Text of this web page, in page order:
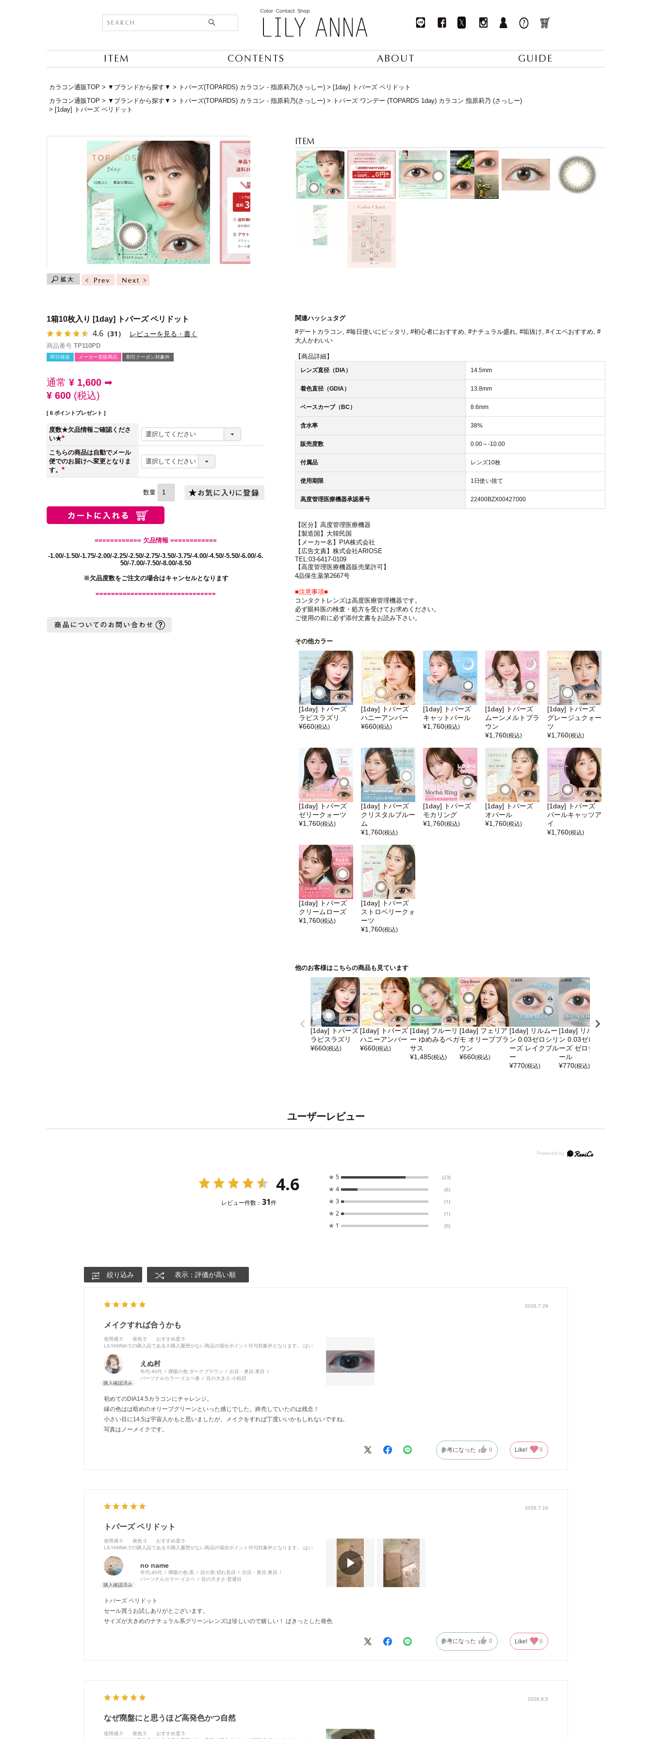
ITEM CONTENTS ABOUT GUIDE
カラコン通販TOP ▼ブランドから探す▼ トパーズ(TOPARDS) カラコン - 指原莉乃(さっしー)
[1day] トパーズ ペリドット
カラコン通販TOP
▼ブランドから探す▼ トパーズ(TOPARDS) カラコン - 指原莉乃(さっしー)
トパーズ ワンデー (TOPARDS 1day) カラコン 指原莉乃 (さっしー)
[1day] トパーズ ペリドット
1箱10枚入り [1day] トパーズ ペリドット
4.6 （31） レビューを見る・書く
商品番号 TP110PD
即日発送 メーカー直販商品 割引クーポン対象外
通常 ¥ 1,600 ➡
¥ 600 税込
[ 6 ポイントプレゼント ]
度数★欠品情報ご確認くださ
い★
須)
こちらの商品は自動でメール
便でのお届けへ変更となりま
す。
(必
============ 欠品情報 ============
-1.00/-1.50/-1.75/-2.00/-2.25/-2.50/-2.75/-3.50/-3.75/-4.00/-4.50/-5.50/-6.00/-6.
50/-7.00/-7.50/-8.00/-8.50
※欠品度数をご注文の場合はキャンセルとなります
===============================
関連ハッシュタグ
#デートカラコン, #毎日使いにピッタリ , #初心者におすすめ, #ナチュラル盛れ, #垢抜け, #イエベおすすめ, #
大人かわいい
【商品詳細】
レンズ直径（DIA） 14.5mm
着色直径（GDIA） 13.8mm
ベースカーブ（BC） 8.6mm
含水率 38%
販売度数 0.00～-10.00
付属品 レンズ10枚
使用期限 1日使い捨て
高度管理医療機器承認番号 22400BZX00427000
【区分】高度管理医療機器
【製造国】大韓民国
【メーカー名】PIA株式会社
【広告文責】株式会社ARIOSE
TEL:03-6417-0109
【高度管理医療機器販売業許可】
4品保生薬第2667号
■注意事項■
コンタクトレンズは高度医療管理機器です。
必ず眼科医の検査・処方を受けてお求めください。
ご使用の前に必ず添付文書をお読み下さい。
その他カラー
[1day] トパーズ
ラピスラズリ
¥660(税込)
[1day] トパーズ
ハニーアンバー
¥660(税込)
[1day] トパーズ
キャットパール
¥1,760(税込)
[1day] トパーズ
ムーンメルトブラ
ウン
¥1,760(税込)
[1day] トパーズ
グレージュクォー
ツ
¥1,760(税込)
[1day] トパーズ
ゼリークォーツ
¥1,760(税込)
[1day] トパーズ
クリスタルブルー
ム
¥1,760(税込)
[1day] トパーズ
モカリング
¥1,760(税込)
[1day] トパーズ
オパール
¥1,760(税込)
[1day] トパーズ
パールキャッツア
イ
¥1,760(税込)
[1day] トパーズ
クリームローズ
¥1,760(税込)
[1day] トパーズ
ストロベリークォ
ーツ
¥1,760(税込)
他のお客様はこちらの商品も見ています
[1day] トパーズ
ラピスラズリ
¥660(税込)
[1day] トパーズ
ハニーアンバー
¥660(税込)
[1day] フルーリ
ー ゆめみるペガ
サス
¥1,485(税込)
[1day] フェリア
モ オリーブブラ
ウン
¥660(税込)
[1day] リルムー
ン 0.03ゼロシリ
ーズ レイクブル
ー
¥770(税込)
[1day] リルムー
ン 0.03ゼロシリ
ーズ ゼロチャコ
ール
¥770(税込)
ユーザーレビュー
4.6
レビュー件数： 31件
★ 5 (23)
★ 4 (6)
★ 3 (1)
★ 2 (1)
★ 1 (0)
絞り込み 表示：評価が高い順
2026.7.29
メイクすれば合うかも
使用感:5 発色:5 おすすめ度:5
LILYANNAでの購入品である※購入履歴がない商品の場合ポイント付与対象外となります。 :はい
えぬ村
年代:40代 裸眼の色:ダークブラウン 出目・奥目:奥目
パーソナルカラー:イエベ春 目の大きさ:小粒目
初めてのDIA14.5カラコンにチャレンジ。
縁の色はは暗めのオリーブグリーンといった感じでした。終売していたのは残念！
小さい目に14,5は宇宙人かもと思いましたが、メイクをすれば丁度いいかもしれないですね。
写真はノーメイクです。
参考になった 0 Like! 0
2026.7.16
トパーズ ペリドット
使用感:5 発色:3 おすすめ度:5
LILYANNAでの購入品である※購入履歴がない商品の場合ポイント付与対象外となります。 :はい
no name
年代:40代 裸眼の色:黒 目の形:切れ長目 出目・奥目:奥目
パーソナルカラー:イエベ 目の大きさ:普通目
トパーズ ペリドット
セール買うお試しありがとございます。
サイズが大きめのナチュラル系グリーンレンズは珍しいので嬉しい！ ぱきっとした発色
参考になった 0 Like! 0
2026.6.5
なぜ廃盤にと思うほど高発色かつ自然
使用感:5 発色:5 おすすめ度:5